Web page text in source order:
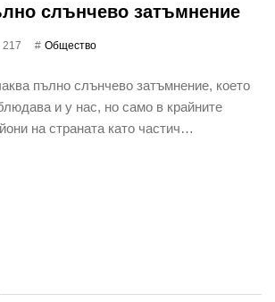
слънчево затъмнение
217 Общество
пълно слънчево затъмнение, което
и у нас, но само в крайните
на страната като частич…